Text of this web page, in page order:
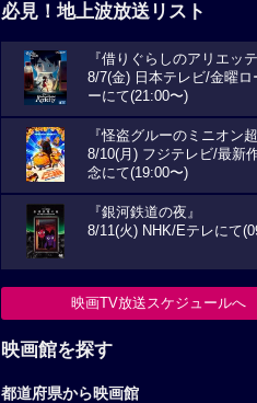
必見！地上波放送リスト
『借りぐらしのアリエッテ
8/7(金) 日本テレビ/金曜ロ
ーにて(21:00〜)
『怪盗グルーのミニオン超
8/10(月) フジテレビ/最新
念にて(19:00〜)
『銀河鉄道の夜』
8/11(火) NHK/Eテレにて
映画TV放送スケジュールへ
映画館を探す
都道府県から映画館